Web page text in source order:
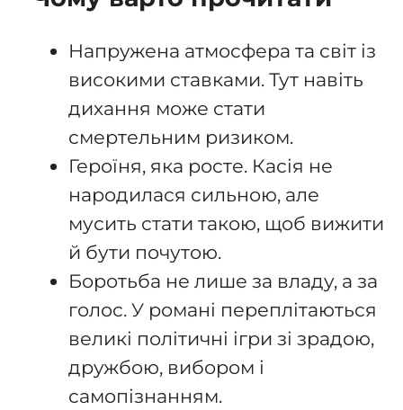
Напружена атмосфера та світ із
високими ставками. Тут навіть
дихання може стати
смертельним ризиком.
Героїня, яка росте. Касія не
народилася сильною, але
мусить стати такою, щоб вижити
й бути почутою.
Боротьба не лише за владу, а за
голос. У романі переплітаються
великі політичні ігри зі зрадою,
дружбою, вибором і
самопізнанням.